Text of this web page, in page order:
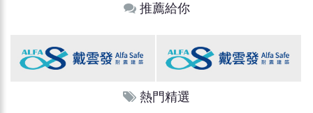
推薦給你
熱門精選